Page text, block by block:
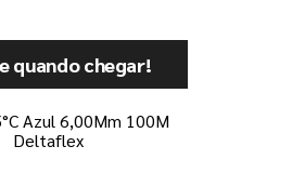
quando chegar!